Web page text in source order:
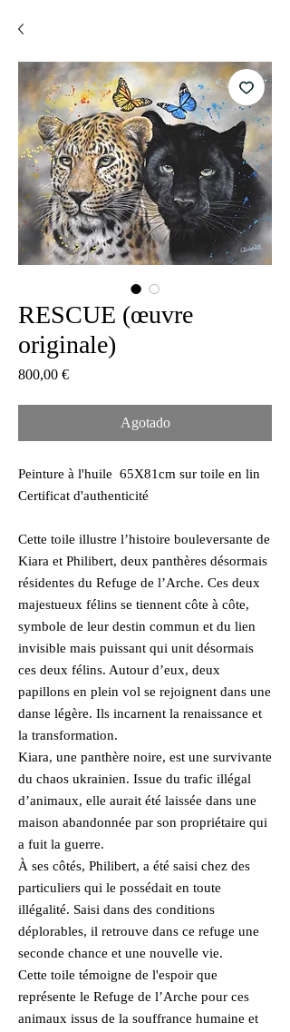
RESCUE (œuvre
originale)
800,00 €Precio
Agotado
Peinture à l'huile 65X81cm sur toile en lin
Certificat d'authenticité
Cette toile illustre l’histoire bouleversante de
Kiara et Philibert, deux panthères désormais
résidentes du Refuge de l’Arche. Ces deux
majestueux félins se tiennent côte à côte,
symbole de leur destin commun et du lien
invisible mais puissant qui unit désormais
ces deux félins. Autour d’eux, deux
papillons en plein vol se rejoignent dans une
danse légère. Ils incarnent la renaissance et
la transformation.
Kiara, une panthère noire, est une survivante
du chaos ukrainien. Issue du trafic illégal
d’animaux, elle aurait été laissée dans une
maison abandonnée par son propriétaire qui
a fuit la guerre.
À ses côtés, Philibert, a été saisi chez des
particuliers qui le possédait en toute
illégalité. Saisi dans des conditions
déplorables, il retrouve dans ce refuge une
seconde chance et une nouvelle vie.
Cette toile témoigne de l'espoir que
représente le Refuge de l’Arche pour ces
animaux issus de la souffrance humaine et